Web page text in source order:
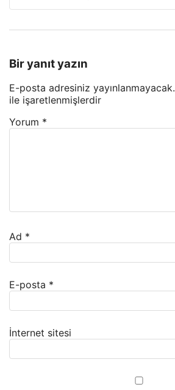
Bir yanıt yazın
E-posta adresiniz yayınlanmayacak.
ile işaretlenmişlerdir
Yorum *
Ad *
E-posta *
İnternet sitesi